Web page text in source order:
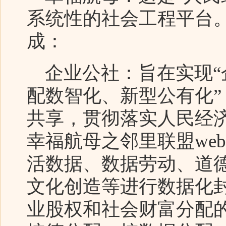
系统性的社会工程平台
成：
企业公社：旨在实现“
配数智化、新型公有化
共享，贯彻落实人民经
幸福航母之邻里联盟
活数据、数据劳动、道
文化创造等进行数据化
业股权和社会财富分配